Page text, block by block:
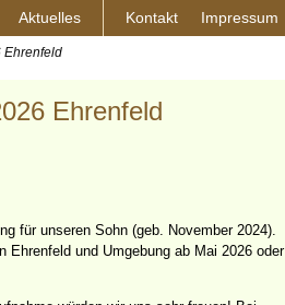
Aktuelles Kontakt Impressum
Ehrenfeld
Ehrenfeld
für unseren Sohn (geb. November 2024).
Ehrenfeld und Umgebung ab Mai 2026 oder